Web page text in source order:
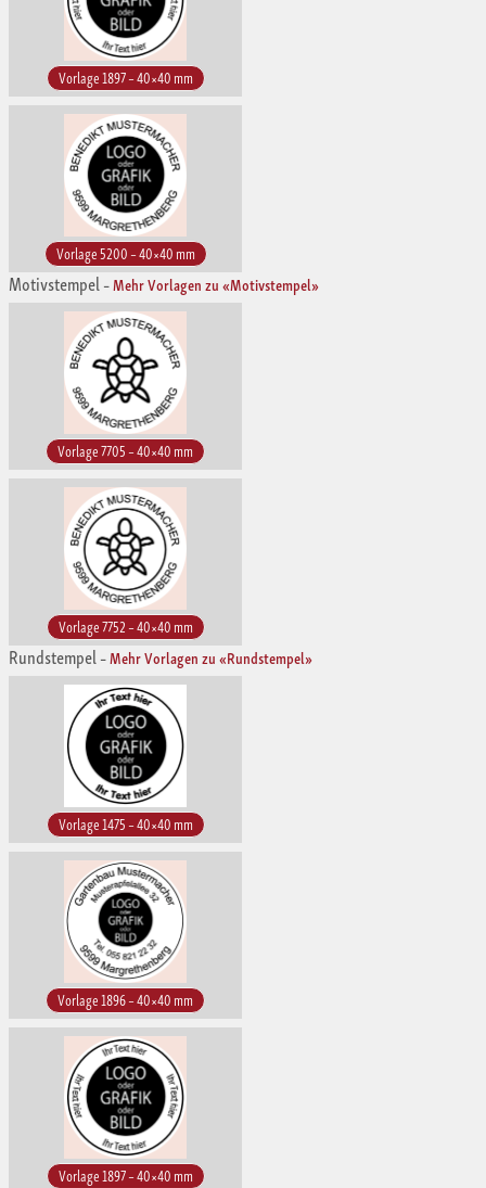
Vorlage 1897 – 40×40 mm
Vorlage 5200 – 40×40 mm
Motivstempel–Mehr Vorlagen zu «Motivstempel»
Vorlage 7705 – 40×40 mm
Vorlage 7752 – 40×40 mm
Rundstempel–Mehr Vorlagen zu «Rundstempel»
Vorlage 1475 – 40×40 mm
Vorlage 1896 – 40×40 mm
Vorlage 1897 – 40×40 mm